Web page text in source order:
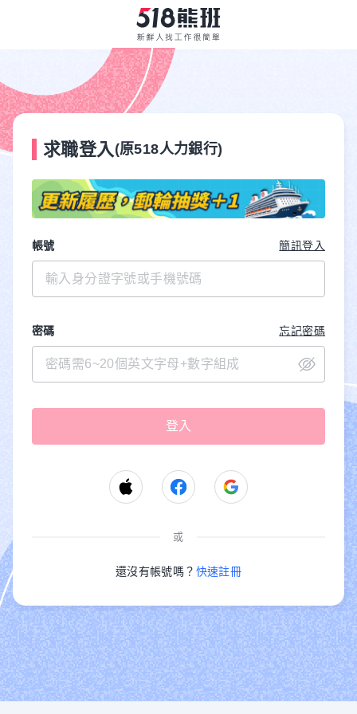
求職登入 (原518人力銀行)
帳號 簡訊登入
密碼 忘記密碼
或
還沒有帳號嗎？ 快速註冊